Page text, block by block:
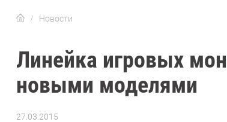
Новости
Линейка игровых
новыми моделями
27.03.2015